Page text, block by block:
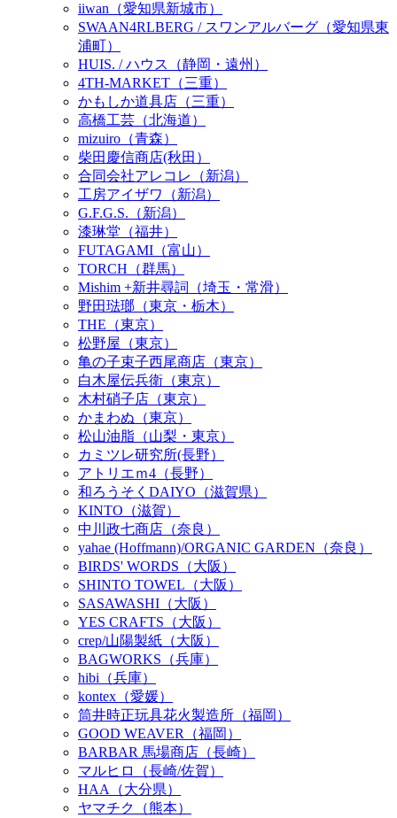
iiwan（愛知県新城市）
SWAAN4RLBERG / スワンアルバーグ（愛知県東
浦町）
HUIS. / ハウス（静岡・遠州）
4TH-MARKET（三重）
かもしか道具店（三重）
高橋工芸（北海道）
mizuiro（青森）
柴田慶信商店(秋田）
合同会社アレコレ（新潟）
工房アイザワ（新潟）
G.F.G.S.（新潟）
漆琳堂（福井）
FUTAGAMI（富山）
TORCH（群馬）
Mishim +新井尋詞（埼玉・常滑）
野田琺瑯（東京・栃木）
THE（東京）
松野屋（東京）
亀の子束子西尾商店（東京）
白木屋伝兵衛（東京）
木村硝子店（東京）
かまわぬ（東京）
松山油脂（山梨・東京）
カミツレ研究所(長野）
アトリエｍ4（長野）
和ろうそくDAIYO（滋賀県）
KINTO（滋賀）
中川政七商店（奈良）
yahae (Hoffmann)/ORGANIC GARDEN（奈良）
BIRDS' WORDS（大阪）
SHINTO TOWEL（大阪）
SASAWASHI（大阪）
YES CRAFTS（大阪）
crep/山陽製紙（大阪）
BAGWORKS（兵庫）
hibi（兵庫）
kontex（愛媛）
筒井時正玩具花火製造所（福岡）
GOOD WEAVER（福岡）
BARBAR 馬場商店（長崎）
マルヒロ（長崎/佐賀）
HAA（大分県）
ヤマチク（熊本）